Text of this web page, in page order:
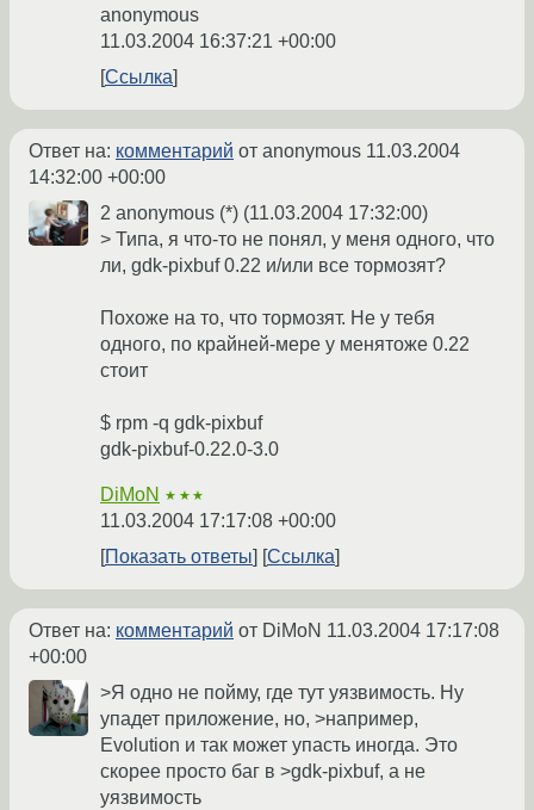
anonymous
11.03.2004 16:37:21 +00:00
Ссылка
Ответ на: комментарий от anonymous 11.03.2004
14:32:00 +00:00
2 anonymous (*) (11.03.2004 17:32:00)
> Типа, я что-то не понял, у меня одного, что
ли, gdk-pixbuf 0.22 и/или все тормозят?
Похоже на то, что тормозят. Не у тебя
одного, по крайней-мере у менятоже 0.22
стоит
$ rpm -q gdk-pixbuf
gdk-pixbuf-0.22.0-3.0
DiMoN ★★★
11.03.2004 17:17:08 +00:00
Показать ответы
Ссылка
Ответ на: комментарий от DiMoN 11.03.2004 17:17:08
+00:00
>Я одно не пойму, где тут уязвимость. Ну
упадет приложение, но, >например,
Evolution и так может упасть иногда. Это
скорее просто баг в >gdk-pixbuf, а не
уязвимость